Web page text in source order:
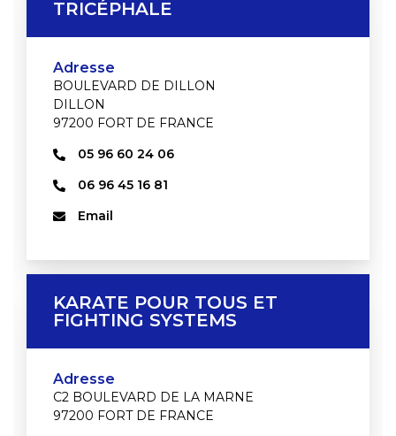
TRICÉPHALE
Adresse
BOULEVARD DE DILLON
DILLON
97200 FORT DE FRANCE
05 96 60 24 06
06 96 45 16 81
Email
KARATE POUR TOUS ET
FIGHTING SYSTEMS
Adresse
C2 BOULEVARD DE LA MARNE
97200 FORT DE FRANCE